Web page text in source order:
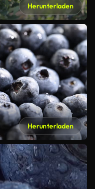
Herunterladen
Herunterladen